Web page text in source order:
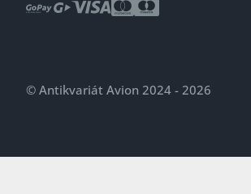
© Antikvariát Avion 2024 - 2026